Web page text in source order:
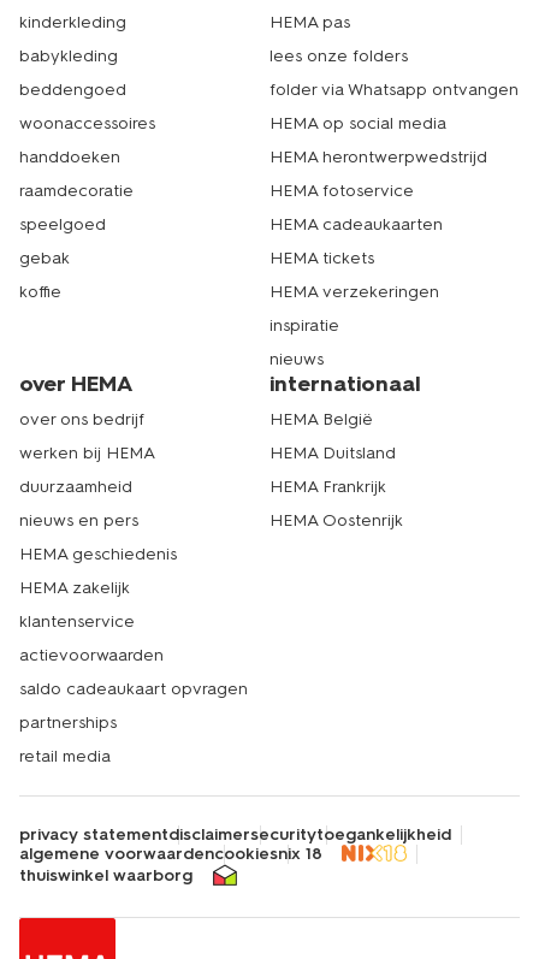
kinderkleding
babykleding
beddengoed
woonaccessoires
handdoeken
raamdecoratie
speelgoed
gebak
koffie
HEMA pas
lees onze folders
folder via Whatsapp ontvangen
HEMA op social media
HEMA herontwerpwedstrijd
HEMA fotoservice
HEMA cadeaukaarten
HEMA tickets
HEMA verzekeringen
inspiratie
nieuws
over HEMA
over ons bedrijf
werken bij HEMA
duurzaamheid
nieuws en pers
HEMA geschiedenis
HEMA zakelijk
klantenservice
actievoorwaarden
saldo cadeaukaart opvragen
partnerships
retail media
internationaal
HEMA België
HEMA Duitsland
HEMA Frankrijk
HEMA Oostenrijk
privacy statementdisclaimersecuritytoegankelijkheid
algemene voorwaardencookiesnix 18
thuiswinkel waarborg